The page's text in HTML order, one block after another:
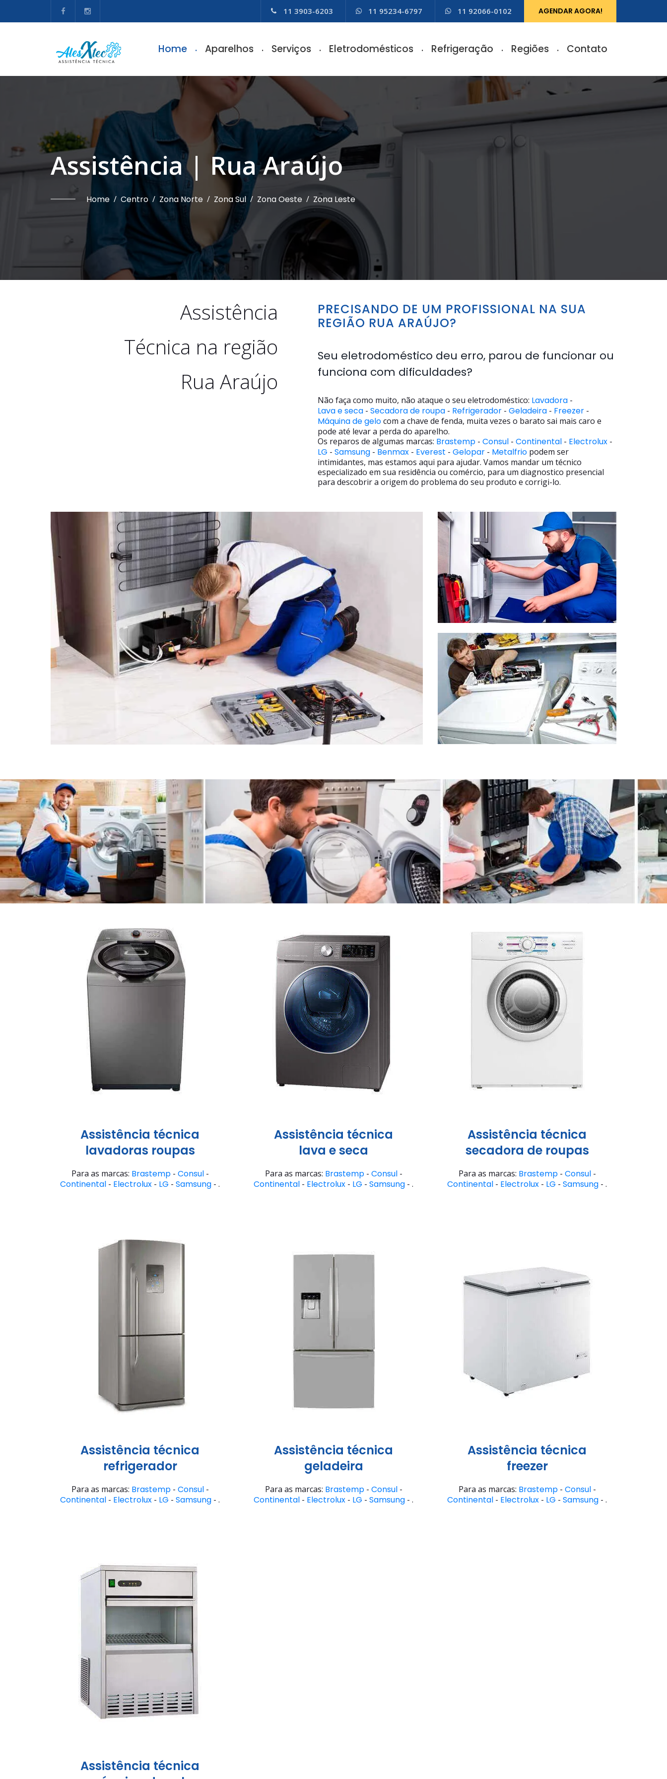
11 3903-6203 11 95234-6797 11 92066-0102 AGENDAR AGORA!
Home Aparelhos Serviços Eletrodomésticos Refrigeração Regiões Contato
Assistência | Rua Araújo
Home / Centro / Zona Norte / Zona Sul / Zona Oeste / Zona Leste
Assistência
Técnica na região
Rua Araújo
PRECISANDO DE UM PROFISSIONAL NA SUA
REGIÃO RUA ARAÚJO?
Seu eletrodoméstico deu erro, parou de funcionar ou
funciona com dificuldades?
Não faça como muito, não ataque o seu eletrodoméstico: Lavadora-
Lava e seca- Secadora de roupa- Refrigerador- Geladeira- Freezer-
Máquina de gelocom a chave de fenda, muita vezes o barato sai mais caro e
pode até levar a perda do aparelho.
Os reparos de algumas marcas: Brastemp- Consul- Continental- Electrolux-
LG - Samsung- Benmax- Everest - Gelopar- Metalfriopodem ser
intimidantes, mas estamos aqui para ajudar. Vamos mandar um técnico
especializado em sua residência ou comércio, para um diagnostico presencial
para descobrir a origem do problema do seu produto e corrigi-lo.
Assistência técnica
lavadoras roupas
Para as marcas: Brastemp- Consul-
Continental - Electrolux - LG - Samsung - .
Assistência técnica
lava e seca
Para as marcas: Brastemp- Consul-
Continental - Electrolux - LG - Samsung - .
Assistência técnica
secadora de roupas
Para as marcas: Brastemp- Consul-
Continental - Electrolux - LG - Samsung - .
Assistência técnica
refrigerador
Para as marcas: Brastemp- Consul-
Continental - Electrolux - LG - Samsung - .
Assistência técnica
geladeira
Para as marcas: Brastemp- Consul-
Continental - Electrolux - LG - Samsung - .
Assistência técnica
freezer
Para as marcas: Brastemp- Consul-
Continental - Electrolux - LG - Samsung - .
Assistência técnica